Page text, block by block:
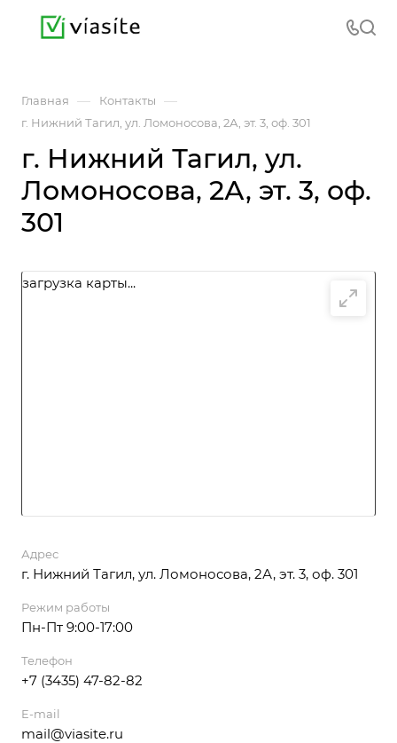
Главная — Контакты —
г. Нижний Тагил, ул. Ломоносова, 2А, эт. 3, оф. 301
г. Нижний Тагил, ул.
Ломоносова, 2А, эт. 3, оф.
301
Адрес
г. Нижний Тагил, ул. Ломоносова, 2А, эт. 3, оф. 301
Режим работы
Пн-Пт 9:00-17:00
Телефон
+7 (3435) 47-82-82
E-mail
mail@viasite.ru
загрузка карты...